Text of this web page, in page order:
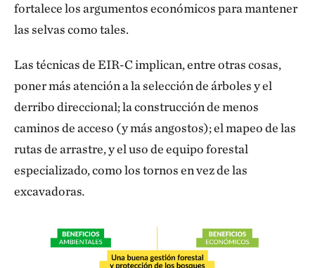
fortalece los argumentos económicos para mantener
las selvas como tales.
Las técnicas de EIR-C implican, entre otras cosas,
poner más atención a la selección de árboles y el
derribo direccional; la construcción de menos
caminos de acceso (y más angostos); el mapeo de las
rutas de arrastre, y el uso de equipo forestal
especializado, como los tornos en vez de las
excavadoras.